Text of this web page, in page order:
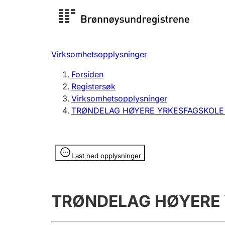
Registersøk
Registrere, endre, slette
Virksomhetsopplysninger
Forsiden
Registersøk
Virksomhetsopplysninger
TRØNDELAG HØYERE
Last ned opplysninger
Opplysninger er skjult
TRØNDELAG HØYERE